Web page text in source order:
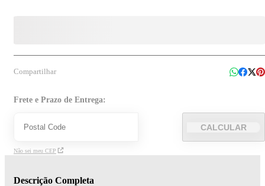
Compartilhar
Frete e Prazo de Entrega:
CALCULAR
Não sei meu CEP
Descrição Completa